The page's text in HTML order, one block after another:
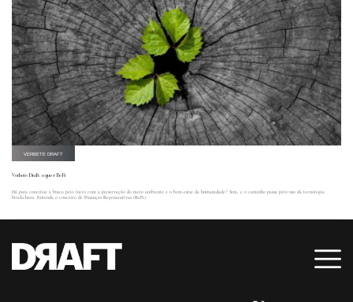
VERBETE DRAFT
Verbete Draft: o que é ReFi
Dá para conciliar a busca pelo lucro com a preservação do meio ambiente e o bem-estar da humanidade? Sim, e o caminho passa pelo uso da tecnologia
blockchain. Entenda o conceito de Finanças Regenerativas (ReFi).